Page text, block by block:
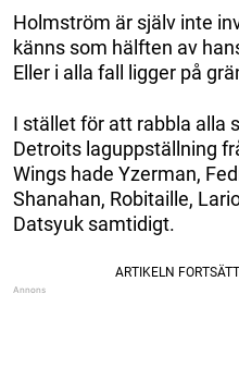
Holmström är själv inte
känns som hälften av
Eller i alla fall ligger på
I stället för att rabbla alla
Detroits laguppställning
Wings hade Yzerman,
Shanahan, Robitaille,
Datsyuk samtidigt.